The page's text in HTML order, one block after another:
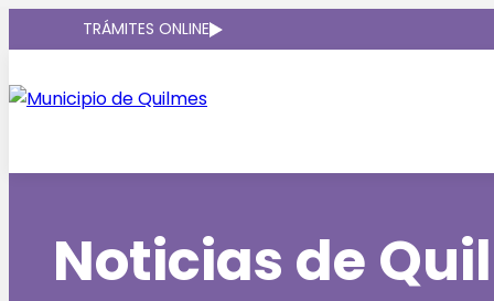
TRÁMITES ONLINE
Noticias de